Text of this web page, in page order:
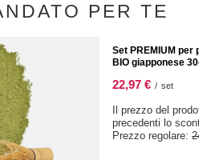
PER TE
Set PREMIUM per
BIO giapponese 30g
22,97 € / set
Il prezzo del
precedenti lo
Prezzo regolare: